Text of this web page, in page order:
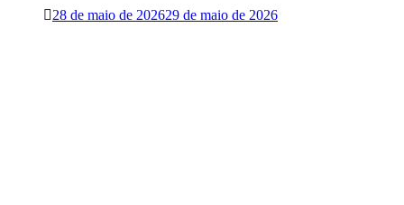
28 de maio de 202629 de maio de 2026